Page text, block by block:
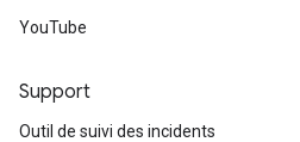
YouTube
Support
Outil de suivi des incidents